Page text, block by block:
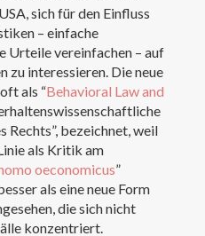
4.0 International (CC BY 4.0)
sich für den Einfluss
– einfache
Urteile vereinfachen – auf
zu interessieren. Die neue
als “Behavioral Law and
Rechts”, bezeichnet, weil
als Kritik am
oeconomicus”
als eine neue Form
die sich nicht
konzentriert.